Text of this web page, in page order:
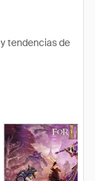
tendencias de